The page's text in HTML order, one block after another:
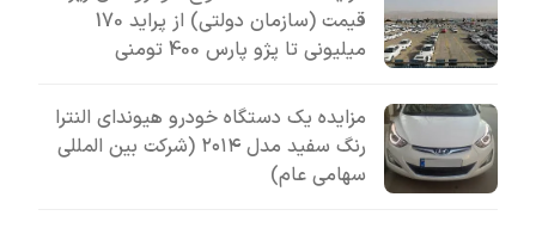
قیمت (سازمان دولتی) از پراید 170
میلیونی تا پژو پارس 400 تومنی
مزایده یک دستگاه خودرو هیوندای النترا
رنگ سفید مدل ۲۰۱۴ (شرکت بین المللی
سهامی عام)